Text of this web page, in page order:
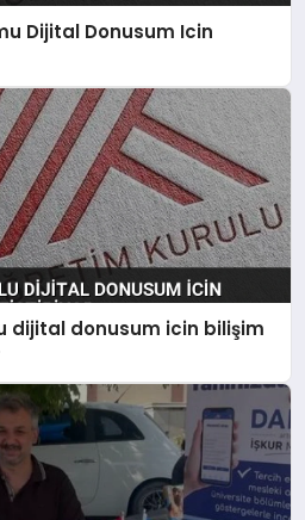
Dijital Donusum Icin
dijital donusum icin bilişim